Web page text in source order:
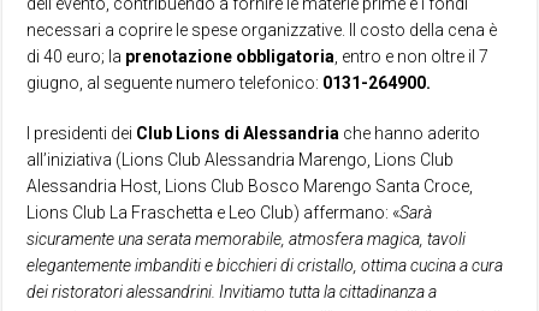
necessari a coprire le spese organizzative. Il costo della cena è
di 40 euro; la prenotazione obbligatoria , entro e non oltre il 7
giugno, al seguente numero telefonico: 0131-264900.
I presidenti dei Club Lions di Alessandria che hanno aderito
all’iniziativa (Lions Club Alessandria Marengo, Lions Club
Alessandria Host, Lions Club Bosco Marengo Santa Croce,
Lions Club La Fraschetta e Leo Club) affermano: «Sarà
sicuramente una serata memorabile, atmosfera magica, tavoli
elegantemente imbanditi e bicchieri di cristallo, ottima cucina a cura
dei ristoratori alessandrini. Invitiamo tutta la cittadinanza a